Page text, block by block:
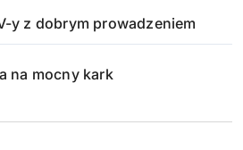
y z dobrym prowadzeniem
na mocny kark